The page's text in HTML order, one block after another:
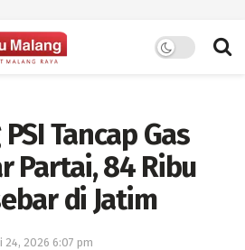
Tancap Gas
Partai, 84 Ribu
di Jatim
24, 2026 6:07 pm